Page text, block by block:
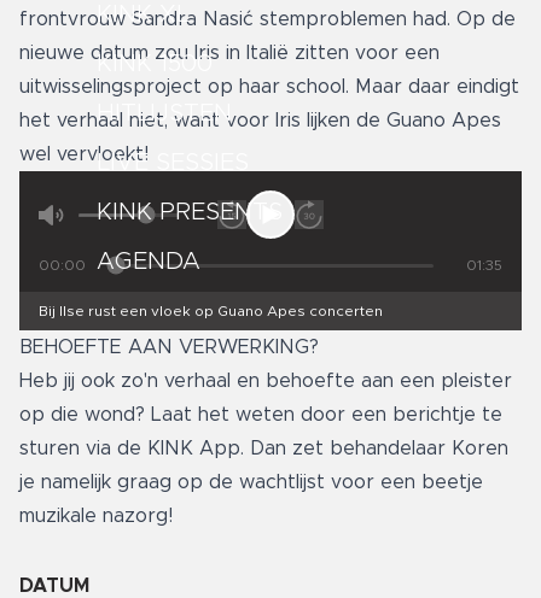
KINK XL
KINK 1500
HITLIJSTEN
LIVE SESSIES
KINK PRESENTS
AGENDA
frontvrouw Sandra Nasić stemproblemen had. Op de
nieuwe datum zou Iris in Italië zitten voor een
uitwisselingsproject op haar school. Maar daar eindigt
het verhaal niet, want voor Iris lijken de Guano Apes
wel vervloekt!
00:00 01:35
Bij Ilse rust een vloek op Guano Apes concerten
BEHOEFTE AAN VERWERKING?
Heb jij ook zo'n verhaal en behoefte aan een pleister
op die wond? Laat het weten door een berichtje te
sturen via de KINK App. Dan zet behandelaar Koren
je namelijk graag op de wachtlijst voor een beetje
muzikale nazorg!
DATUM